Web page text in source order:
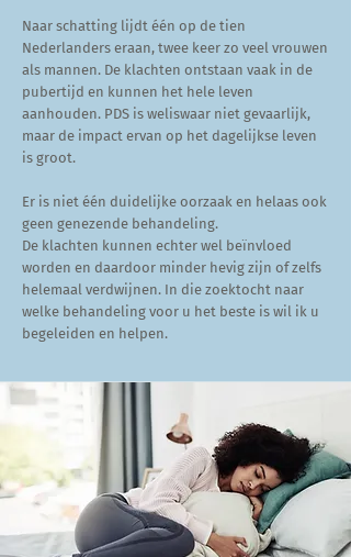
Naar schatting lijdt één op de tien
Nederlanders eraan, twee keer zo veel vrouwen
als mannen. De klachten ontstaan vaak in de
pubertijd en kunnen het hele leven
aanhouden. PDS is weliswaar niet gevaarlijk,
maar de impact ervan op het dagelijkse leven
is groot.
Er is niet één duidelijke oorzaak en helaas ook
geen genezende behandeling.
De klachten kunnen echter wel beïnvloed
worden en daardoor minder hevig zijn of zelfs
helemaal verdwijnen. In die zoektocht naar
welke behandeling voor u het beste is wil ik u
begeleiden en helpen.